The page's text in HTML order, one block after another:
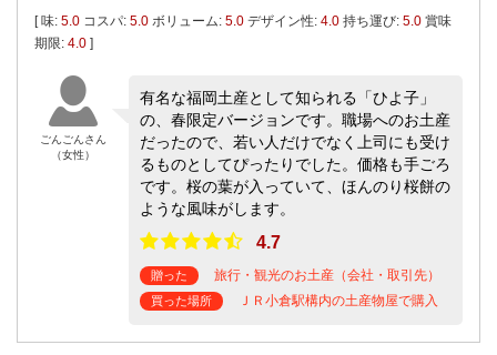
[ 味: 5.0 コスパ: 5.0 ボリューム: 5.0 デザイン性: 4.0 持ち運び: 5.0 賞味
期限: 4.0 ]
ごんごんさん
（女性）
有名な福岡土産として知られる「ひよ子」
の、春限定バージョンです。職場へのお土産
だったので、若い人だけでなく上司にも受け
るものとしてぴったりでした。価格も手ごろ
です。桜の葉が入っていて、ほんのり桜餅の
ような風味がします。
4.7
贈った 旅行・観光のお土産（会社・取引先）
買った場所 ＪＲ小倉駅構内の土産物屋で購入